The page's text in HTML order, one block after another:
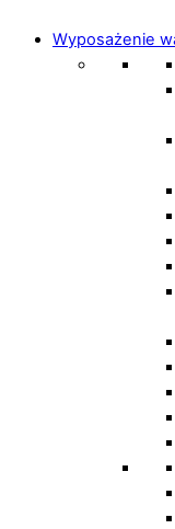
Wyposażenie